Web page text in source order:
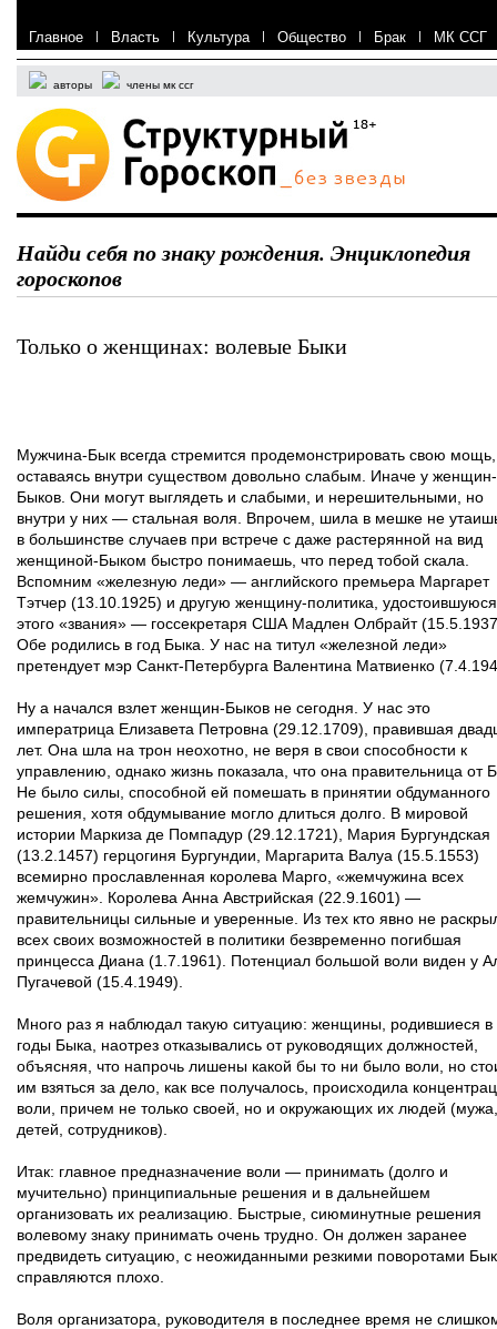
Главное | Власть | Культура | Общество | Брак | МК ССГ
авторы члены мк ссг
Найди себя по знаку рождения. Энциклопедия
гороскопов
Только о женщинах: волевые Быки
Мужчина-Бык всегда стремится продемонстрировать свою мощь,
оставаясь внутри существом довольно слабым. Иначе у женщин-
Быков. Они могут выглядеть и слабыми, и нерешительными, но
внутри у них — стальная воля. Впрочем, шила в мешке не
в большинстве случаев при встрече с даже растерянной на вид
женщиной-Быком быстро понимаешь, что перед тобой скала.
Вспомним «железную леди» — английского премьера Маргарет
Тэтчер (13.10.1925) и другую женщину-политика, удостоившуюся
этого «звания» — госсекретаря США Мадлен Олбрайт
Обе родились в год Быка. У нас на титул «железной леди»
претендует мэр Санкт-Петербурга Валентина Матвиенко
Ну а начался взлет женщин-Быков не сегодня. У нас это
императрица Елизавета Петровна (29.12.1709), правившая
лет. Она шла на трон неохотно, не веря в свои способности к
управлению, однако жизнь показала, что она правительница от
Не было силы, способной ей помешать в принятии обдуманного
решения, хотя обдумывание могло длиться долго. В мировой
истории Маркиза де Помпадур (29.12.1721), Мария Бургундская
(13.2.1457) герцогиня Бургундии, Маргарита Валуа (15.5.1553)
всемирно прославленная королева Марго, «жемчужина всех
жемчужин». Королева Анна Австрийская (22.9.1601) —
правительницы сильные и уверенные. Из тех кто явно не
всех своих возможностей в политики безвременно погибшая
принцесса Диана (1.7.1961). Потенциал большой воли виден у
Пугачевой (15.4.1949).
Много раз я наблюдал такую ситуацию: женщины, родившиеся в
годы Быка, наотрез отказывались от руководящих должностей,
объясняя, что напрочь лишены какой бы то ни было воли, но
им взяться за дело, как все получалось, происходила
воли, причем не только своей, но и окружающих их людей (мужа,
детей, сотрудников).
Итак: главное предназначение воли — принимать (долго и
мучительно) принципиальные решения и в дальнейшем
организовать их реализацию. Быстрые, сиюминутные решения
волевому знаку принимать очень трудно. Он должен заранее
предвидеть ситуацию, с неожиданными резкими поворотами
справляются плохо.
Воля организатора, руководителя в последнее время не